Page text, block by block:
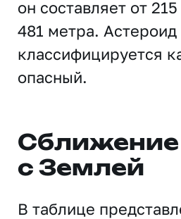
он составляет от
481 метра. Астероид
классифицируется
опасный.
Сближение
с Землей
В таблице